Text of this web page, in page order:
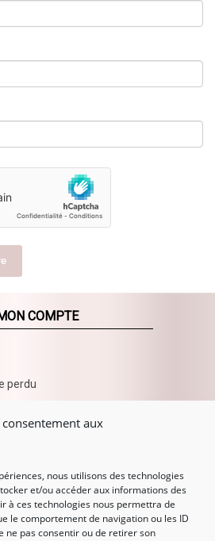
consentement aux
nous utilisons des technologies
et/ou accéder aux informations des
à ces technologies nous permettra de
le comportement de navigation ou les ID
ne pas consentir ou de retirer son
COMPTE
perdu
BEAUTY ESHOP